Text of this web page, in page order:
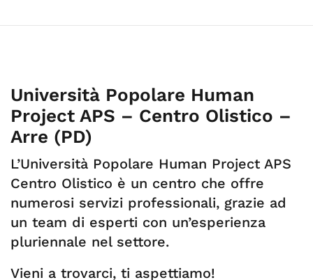
Università Popolare Human
Project APS – Centro Olistico –
Arre (PD)
L’Università Popolare Human Project APS
Centro Olistico è un centro che offre
numerosi servizi professionali, grazie ad
un team di esperti con un’esperienza
pluriennale nel settore.
Vieni a trovarci, ti aspettiamo!